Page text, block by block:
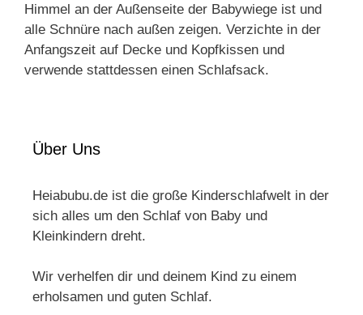
Himmel an der Außenseite der Babywiege ist und
alle Schnüre nach außen zeigen. Verzichte in der
Anfangszeit auf Decke und Kopfkissen und
verwende stattdessen einen Schlafsack.
Über Uns
Heiabubu.de ist die große Kinderschlafwelt in der
sich alles um den Schlaf von Baby und
Kleinkindern dreht.
Wir verhelfen dir und deinem Kind zu einem
erholsamen und guten Schlaf.